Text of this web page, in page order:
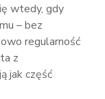
wtedy, gdy
– bez
regularność
z
jak część